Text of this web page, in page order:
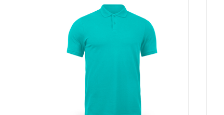
نشود. ترکیب رنگ فیروزه‌ای با جزئیات چاپ مشکی و سفید
ظاهر لباس را مدرن‌تر کرده و حس لباس‌های کالکشن تیمی
موتوراسپرت را منتقل می‌کند.
🔥 ویژگی‌های محصول
پارچه جودون با بافت تنفس‌پذیر و مناسب استفاده
لایه‌ای در پاییز
یقه کلاسیک دو دکمه با فرم نیمه‌رسمی